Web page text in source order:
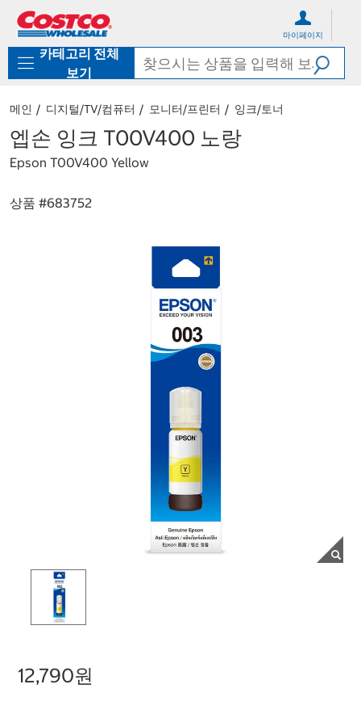
로
기
가
마이페이지
카테고리 전체
보기
메인 디지털/TV/컴퓨터 모니터/프린터 잉크/토너
엡손 잉크 T00V400 노랑
Epson T00V400 Yellow
상품 #683752
12,790원